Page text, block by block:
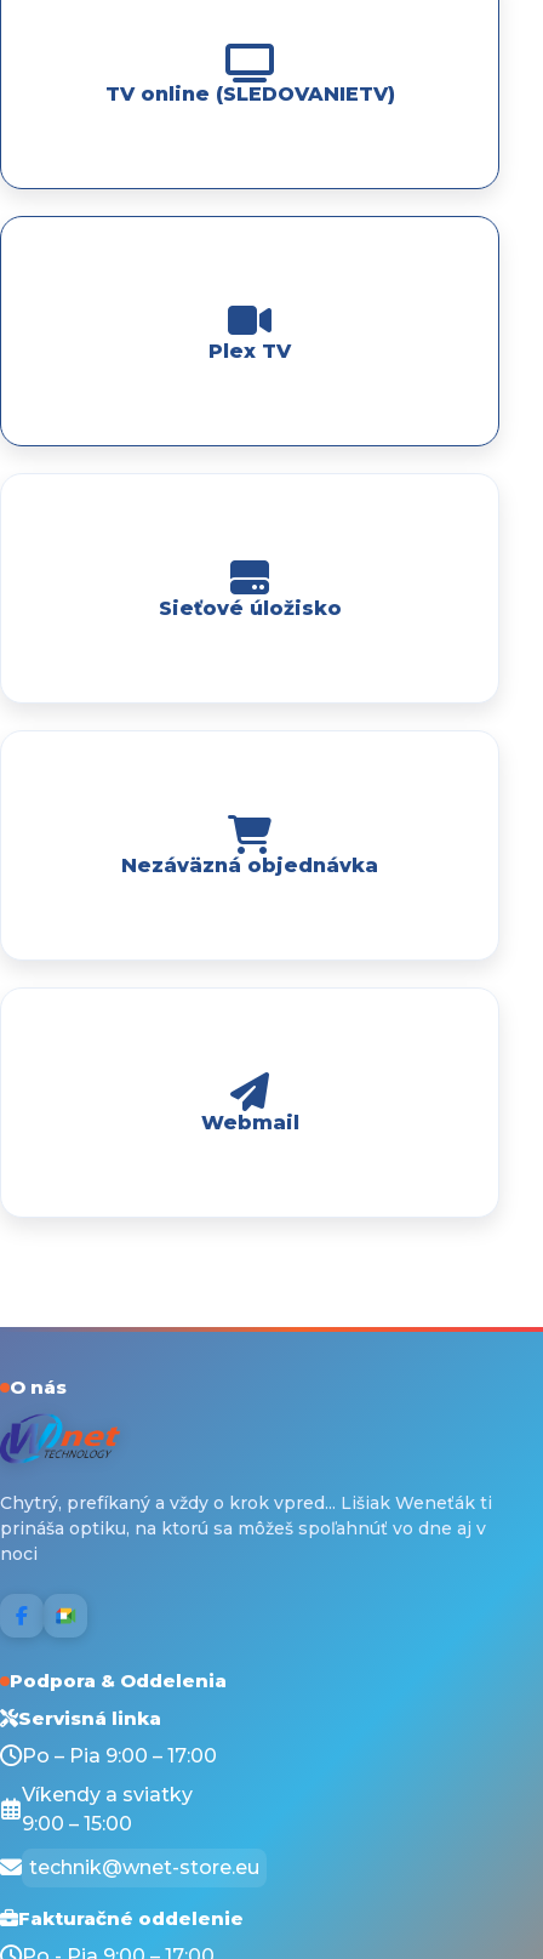
TV online (SLEDOVANIETV)
Plex TV
Sieťové úložisko
Nezáväzná objednávka
Webmail
O nás
Chytrý, prefíkaný a vždy o krok vpred... Lišiak Weneťák ti
prináša optiku, na ktorú sa môžeš spoľahnúť vo dne aj v
noci
Podpora & Oddelenia
Servisná linka
Po – Pia 9:00 – 17:00
Víkendy a sviatky
9:00 – 15:00
technik@wnet-store.eu
Fakturačné oddelenie